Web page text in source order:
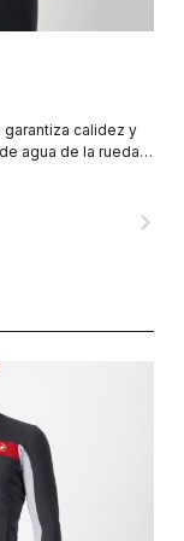
calidez y
agua de la rueda.
que es ideal
en otoño y en
navigate_next